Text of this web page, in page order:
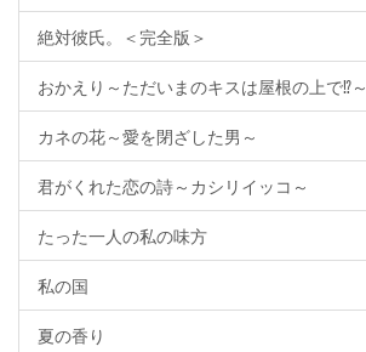
絶対彼氏。＜完全版＞
おかえり～ただいまのキスは屋根の上で⁉～
カネの花～愛を閉ざした男～
君がくれた恋の詩～カシリイッコ～
たった一人の私の味方
私の国
夏の香り